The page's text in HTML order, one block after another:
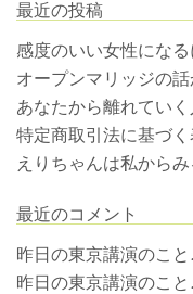
最近の投稿
感度のいい女性になる
オープンマリッジの話
あなたから離れてい
特定商取引法に基づ
えりちゃんは私からみ
最近のコメント
昨日の東京講演のこ
昨日の東京講演のこ